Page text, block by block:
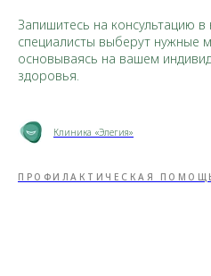
Запишитесь на консультацию
специалисты выберут нужные
основываясь на вашем
здоровья.
Клиника «Элегия»
ПРОФИЛАКТИЧЕСКАЯ